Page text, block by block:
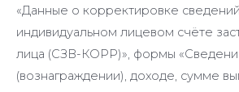
«Данные о корректировке
индивидуальном лицевом счёте
лица (СЗВ-КОРР)», формы
(вознаграждении), доходе, сумме